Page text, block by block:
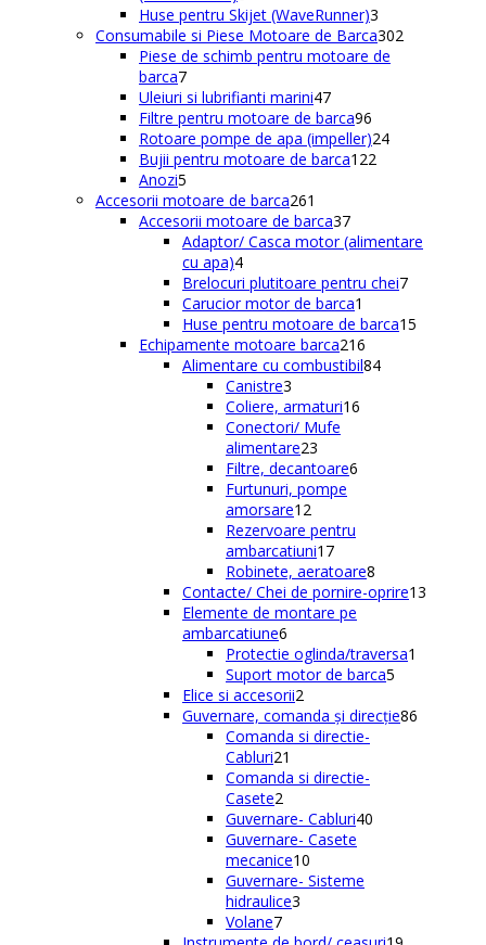
produse
Huse pentru Skijet (WaveRunner)3
produse
Consumabile si Piese Motoare de Barca302
Piese de schimb pentru motoare de
barca77
produse
Uleiuri si lubrifianti marini4747
de
produse
Filtre pentru motoare de barca96
de
produse
Rotoare pompe de apa (impeller)2424
Bujii pentru motoare de barca122
Anozi5
produse
Accesorii motoare de barca261
de
produse
Accesorii motoare de barca3737
de
Adaptor/ Casca motor (alimentare
cu apa)44
produse
Brelocuri plutitoare pentru chei77
Carucior motor de barca1
produs
Huse pentru motoare de barca15
Echipamente motoare barca216
produse
Alimentare cu combustibil8484
Canistre3
produse
Coliere, armaturi16
Conectori/ Mufe
alimentare23
de
produse
Filtre, decantoare6
Furtunuri, pompe
amorsare12
produse
Rezervoare pentru
ambarcatiuni1717
produse
Robinete, aeratoare8
produse
Contacte/ Chei de pornire-oprire13
Elemente de montare pe
ambarcatiune6
produse
Protectie oglinda/traversa1
Suport motor de barca5
Elice si accesorii2
produse
Guvernare, comanda și direcție86
Comanda si directie-
Cabluri21
de
Comanda si directie-
Casete2
produse
Guvernare- Cabluri40
Guvernare- Casete
mecanice10
produse
Guvernare- Sisteme
hidraulice3
Volane77